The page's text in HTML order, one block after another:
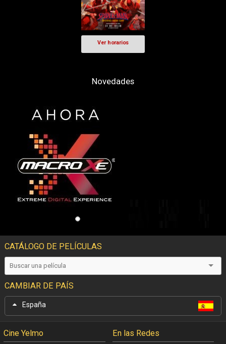
Ver horarios
Novedades
CATÁLOGO DE PELÍCULAS
CAMBIAR DE PAÍS
España
Cine Yelmo En las Redes